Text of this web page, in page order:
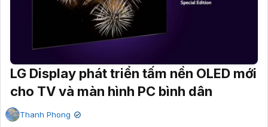
LG Display phát triển tấm nền OLED mới
cho TV và màn hình PC bình dân
Thanh Phong ✔